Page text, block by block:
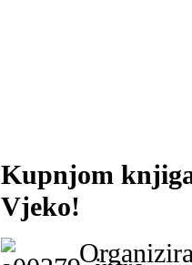
Kupnjom
Vjeko!